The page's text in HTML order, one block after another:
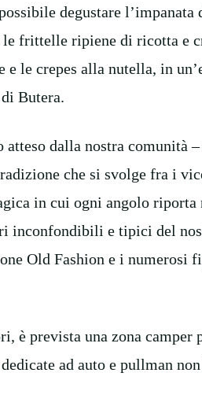
degustare
frittelle ripiene di ricotta e
le crepes alla nutella, in
Butera.
dalla nostra comunità
che si svolge fra i
in cui ogni angolo
inconfondibili e tipici del
Old Fashion e i
è prevista una zona
ad auto e pullman